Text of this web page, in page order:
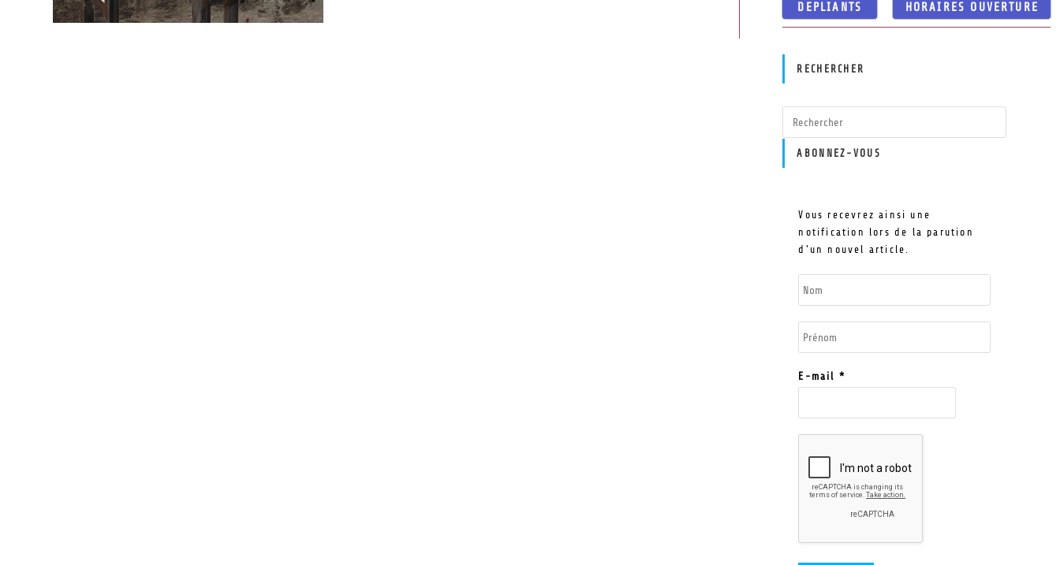
DEPLIANTS HORAIRES OUVERTURE
RECHERCHER
ABONNEZ-VOUS
Vous recevrez ainsi une
notification lors de la parution
d'un nouvel article.
E-mail *